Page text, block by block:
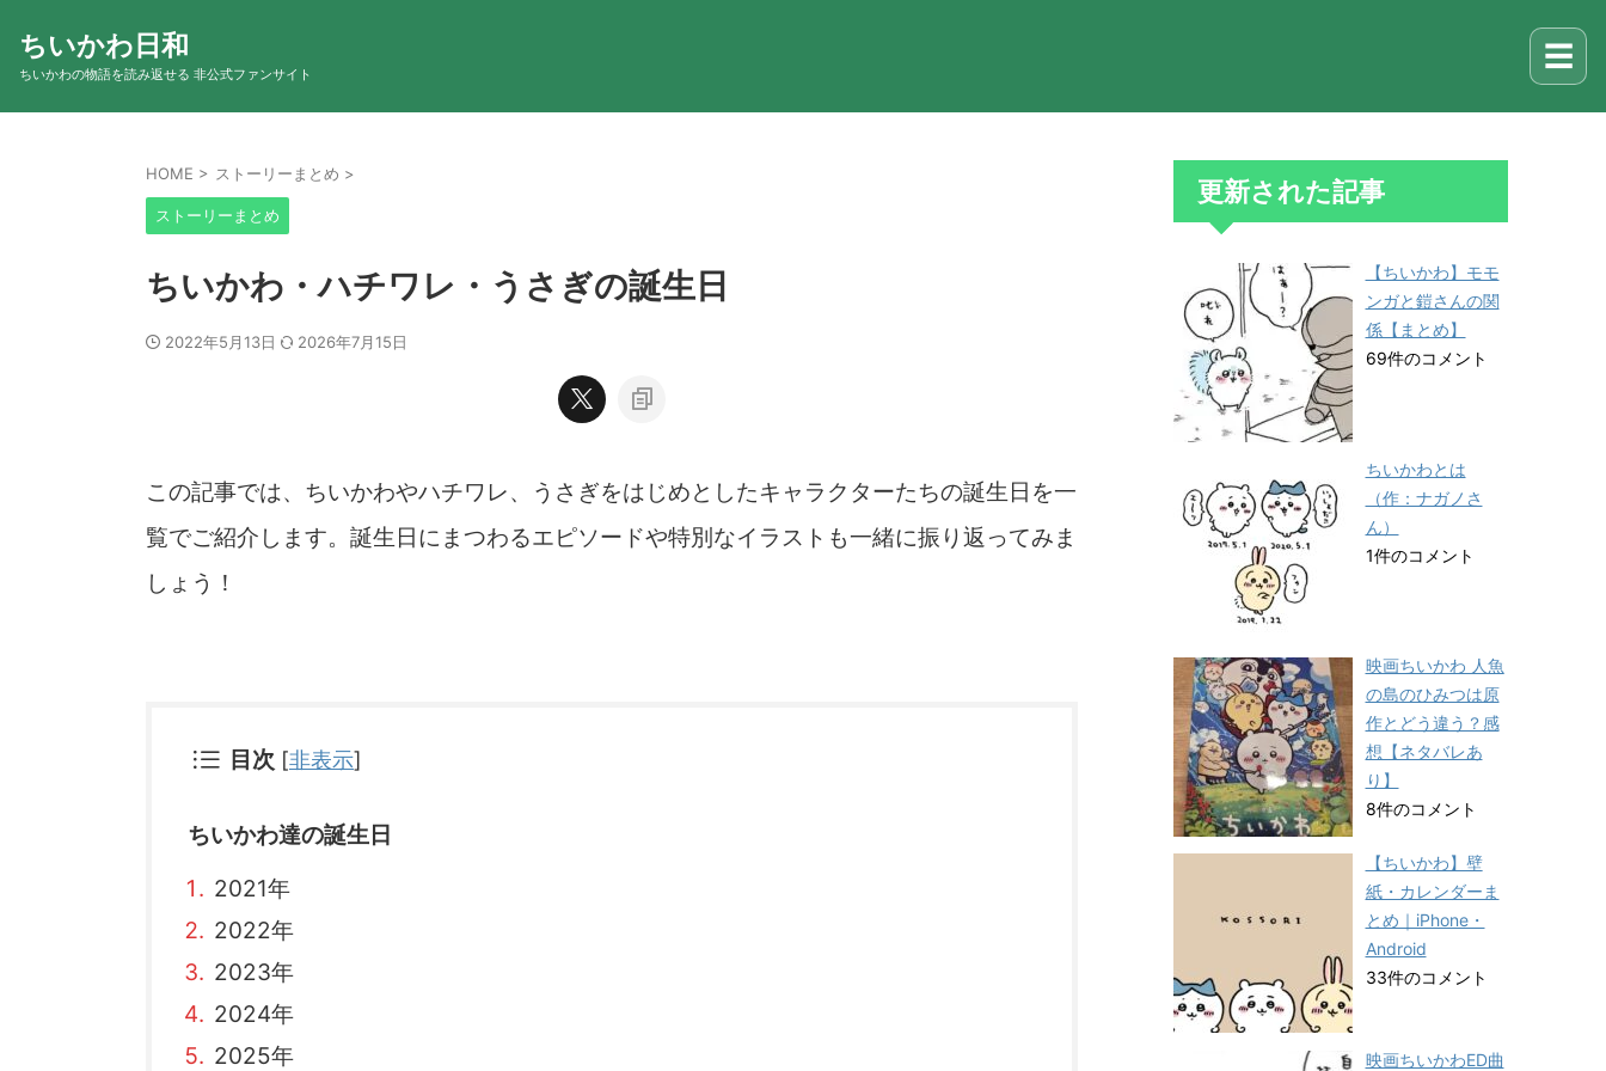
ちいかわ日和
ちいかわの物語を読み返せる 非公式ファンサイト ☰
HOME > ストーリーまとめ >
ストーリーまとめ
ちいかわ・ハチワレ・うさぎの誕生日
2022年5月13日 2026年7月15日
この記事では、ちいかわやハチワレ、うさぎをはじめとしたキャラクターたちの誕生日を一
覧でご紹介します。誕生日にまつわるエピソードや特別なイラストも一緒に振り返ってみま
しょう！
目次 [非表示]
ちいかわ達の誕生日
2021年
2022年
2023年
2024年
2025年
更新された記事
【ちいかわ】モモ
ンガと鎧さんの関
係【まとめ】
69件のコメント
ちいかわとは
（作：ナガノさ
ん）
1件のコメント
映画ちいかわ 人魚
の島のひみつは原
作とどう違う？感
想【ネタバレあ
り】
8件のコメント
【ちいかわ】壁
紙・カレンダーま
とめ｜iPhone・
Android
33件のコメント
映画ちいかわED曲